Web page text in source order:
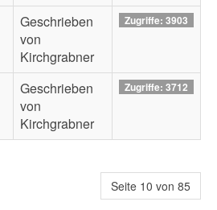
Geschrieben
von
Kirchgrabner
Zugriffe: 3903
Geschrieben
von
Kirchgrabner
Zugriffe: 3712
Seite 10 von 85